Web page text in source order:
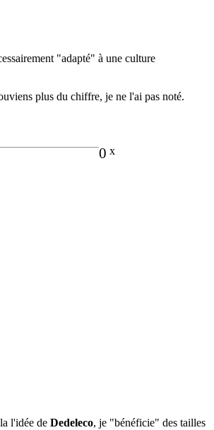
"adapté" à une culture
plus du chiffre, je ne l'ai pas noté.
0 x
l'idée de Dedeleco, je "bénéficie" des tailles